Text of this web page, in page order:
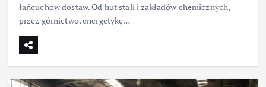
łańcuchów dostaw. Od hut stali i zakładów chemicznych,
przez górnictwo, energetykę…